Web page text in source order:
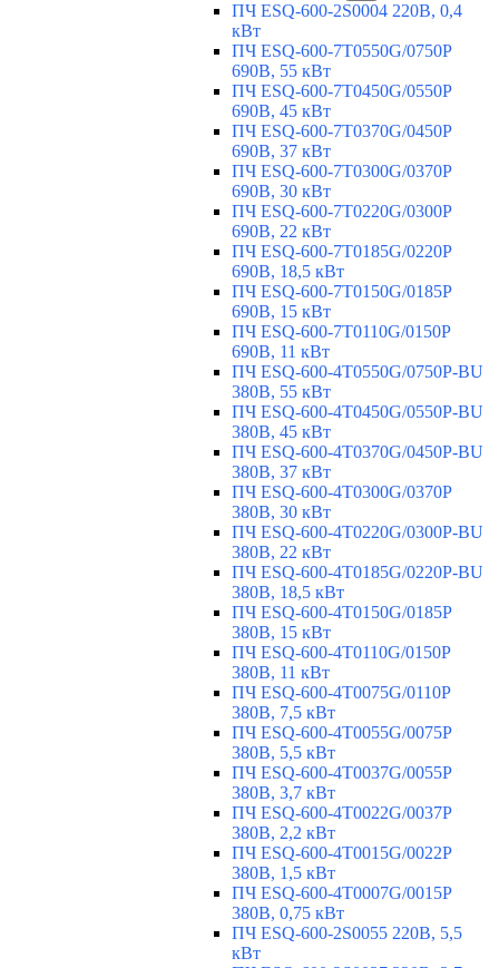
ПЧ ESQ-600-2S0004 220В, 0,4
кВт
ПЧ ESQ-600-7T0550G/0750P
690В, 55 кВт
ПЧ ESQ-600-7T0450G/0550P
690В, 45 кВт
ПЧ ESQ-600-7T0370G/0450P
690В, 37 кВт
ПЧ ESQ-600-7T0300G/0370P
690В, 30 кВт
ПЧ ESQ-600-7T0220G/0300P
690В, 22 кВт
ПЧ ESQ-600-7T0185G/0220P
690В, 18,5 кВт
ПЧ ESQ-600-7T0150G/0185P
690В, 15 кВт
ПЧ ESQ-600-7T0110G/0150P
690В, 11 кВт
ПЧ ESQ-600-4T0550G/0750P-BU
380В, 55 кВт
ПЧ ESQ-600-4T0450G/0550P-BU
380В, 45 кВт
ПЧ ESQ-600-4T0370G/0450P-BU
380В, 37 кВт
ПЧ ESQ-600-4T0300G/0370P
380В, 30 кВт
ПЧ ESQ-600-4T0220G/0300P-BU
380В, 22 кВт
ПЧ ESQ-600-4T0185G/0220P-BU
380В, 18,5 кВт
ПЧ ESQ-600-4T0150G/0185P
380В, 15 кВт
ПЧ ESQ-600-4T0110G/0150P
380В, 11 кВт
ПЧ ESQ-600-4T0075G/0110P
380В, 7,5 кВт
ПЧ ESQ-600-4T0055G/0075P
380В, 5,5 кВт
ПЧ ESQ-600-4T0037G/0055P
380В, 3,7 кВт
ПЧ ESQ-600-4T0022G/0037P
380В, 2,2 кВт
ПЧ ESQ-600-4T0015G/0022P
380В, 1,5 кВт
ПЧ ESQ-600-4T0007G/0015P
380В, 0,75 кВт
ПЧ ESQ-600-2S0055 220В, 5,5
кВт